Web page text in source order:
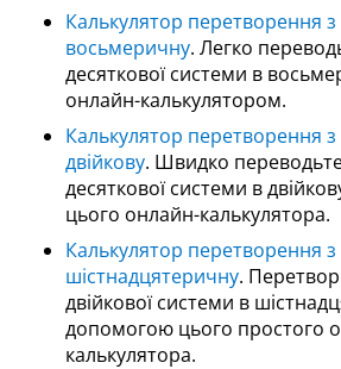
Калькулятор перетворення з
восьмеричну. Легко
десяткової системи в
онлайн-калькулятором.
Калькулятор перетворення з
двійкову. Швидко
десяткової системи в
цього онлайн-калькулятора.
Калькулятор перетворення з
шістнадцятеричну.
двійкової системи в
допомогою цього простого
калькулятора.